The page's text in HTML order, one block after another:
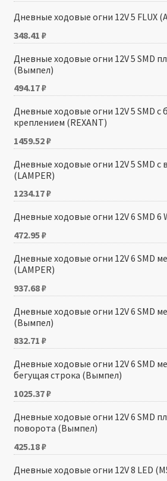
Дневные ходовые огни 12V 5 FLUX
348.41 ₽
Дневные ходовые огни 12V 5 SMD
(Вымпел)
494.17₽
Дневные ходовые огни 12V 5 SMD с
креплением (REXANT)
1459.52₽
Дневные ходовые огни 12V 5 SMD с
(LAMPER)
1234.17₽
Дневные ходовые огни 12V 6 SMD 6
472.95₽
Дневные ходовые огни 12V 6 SMD
(LAMPER)
937.68₽
Дневные ходовые огни 12V 6 SMD
(Вымпел)
832.71 ₽
Дневные ходовые огни 12V 6 SMD
бегущая строка (Вымпел)
1025.37₽
Дневные ходовые огни 12V 6 SMD
поворота (Вымпел)
425.18₽
Дневные ходовые огни 12V 8 LED